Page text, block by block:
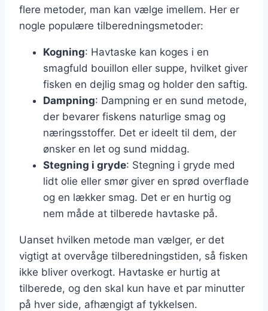
flere metoder, man kan vælge imellem. Her er
nogle populære tilberedningsmetoder:
Kogning: Havtaske kan koges i en
smagfuld bouillon eller suppe, hvilket giver
fisken en dejlig smag og holder den saftig.
Dampning: Dampning er en sund metode,
der bevarer fiskens naturlige smag og
næringsstoffer. Det er ideelt til dem, der
ønsker en let og sund middag.
Stegning i gryde: Stegning i gryde med
lidt olie eller smør giver en sprød overflade
og en lækker smag. Det er en hurtig og
nem måde at tilberede havtaske på.
Uanset hvilken metode man vælger, er det
vigtigt at overvåge tilberedningstiden, så fisken
ikke bliver overkogt. Havtaske er hurtig at
tilberede, og den skal kun have et par minutter
på hver side, afhængigt af tykkelsen.